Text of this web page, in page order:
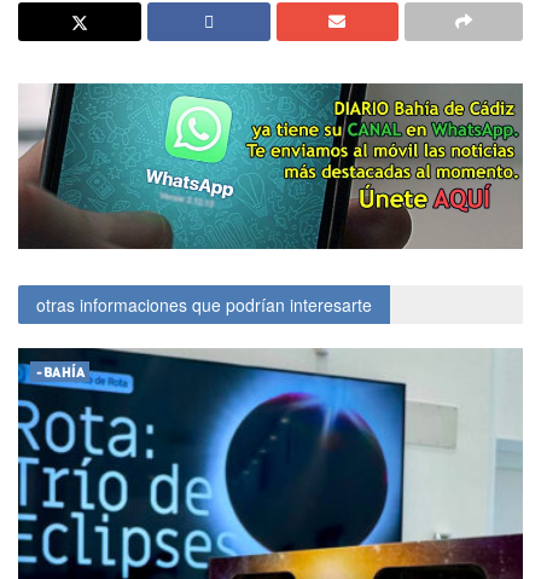
otras informaciones que podrían interesarte
-BAHÍA